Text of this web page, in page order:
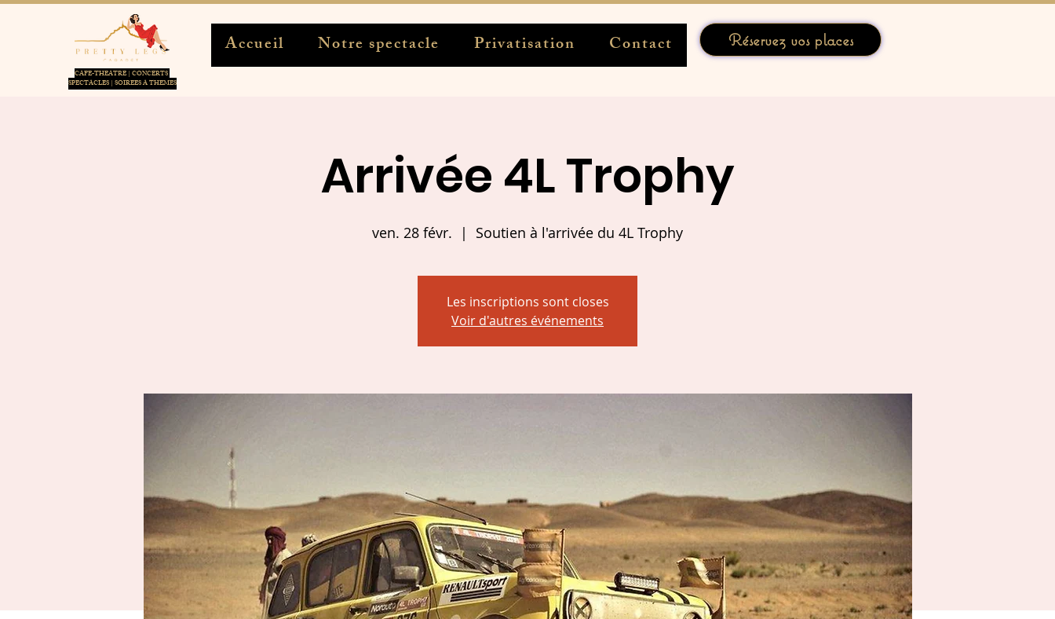
Accueil Notre spectacle Privatisation Contact Réservez vos places
CAFE-THEATRE | CONCERTS
SPECTACLES | SOIREES A THEMES
Arrivée 4L Trophy
ven. 28 févr.
  |
Soutien à l'arrivée du 4L Trophy
Les inscriptions sont closes
Voir d'autres événements